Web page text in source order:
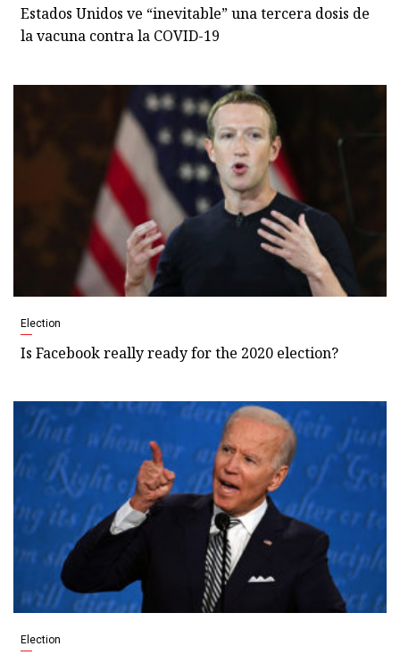
Estados Unidos ve “inevitable” una tercera dosis de
la vacuna contra la COVID-19
Election
Is Facebook really ready for the 2020 election?
Election